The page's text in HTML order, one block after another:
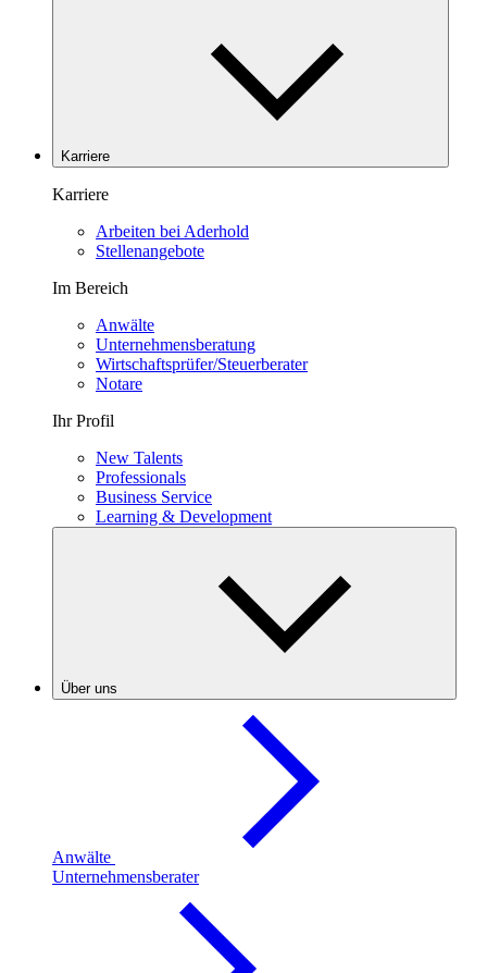
Karriere
Karriere
Arbeiten bei Aderhold
Stellenangebote
Im Bereich
Anwälte
Unternehmensberatung
Wirtschaftsprüfer/Steuerberater
Notare
Ihr Profil
New Talents
Professionals
Business Service
Learning & Development
Über uns
Anwälte
Unternehmensberater